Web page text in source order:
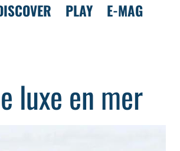
PLAY E-MAG
luxe en mer